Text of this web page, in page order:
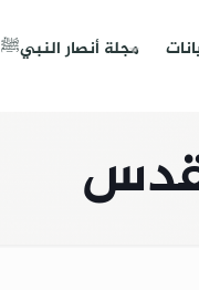
مجلة أنصار النبيﷺ